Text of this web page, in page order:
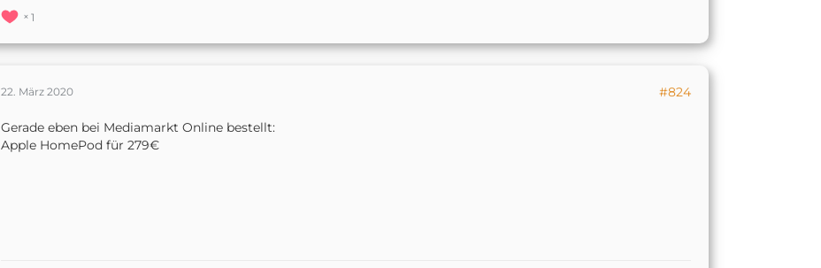
1
22. März 2020 #824
Gerade eben bei Mediamarkt Online bestellt:
Apple HomePod für 279€